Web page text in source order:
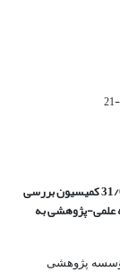
بررسی
علمی‌-پژوهشیبه
خ نوفل لوشاتو، خ آراکلیان، شماره 4،‌ مؤسسه پژوهشی